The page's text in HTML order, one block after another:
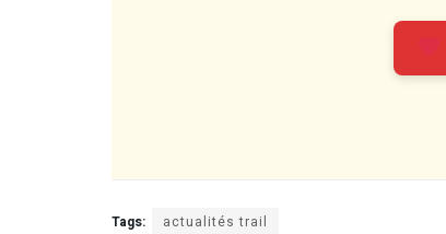
Tags: actualités trail